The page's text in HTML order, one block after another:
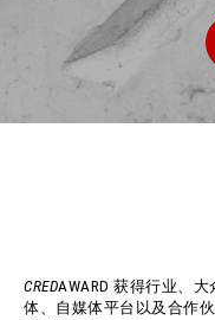
CREDAWARD 获得行业、
体、自媒体平台以及合作